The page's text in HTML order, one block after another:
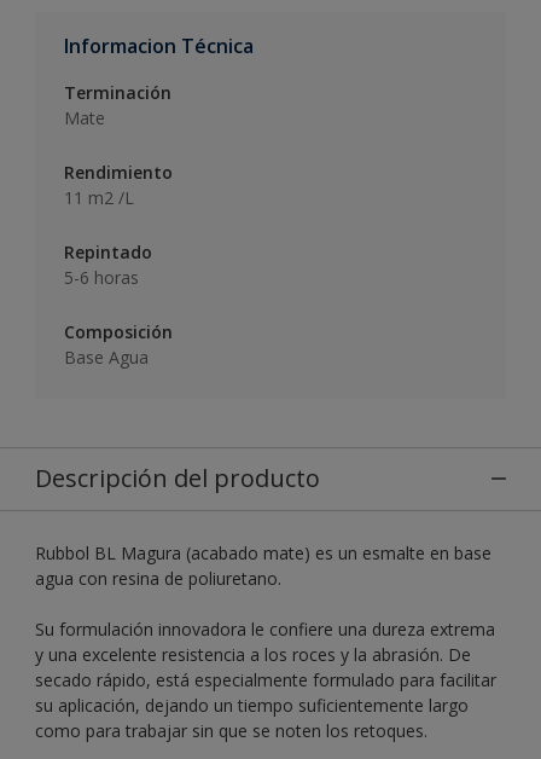
Informacion Técnica
Terminación
Mate
Rendimiento
11 m2 /L
Repintado
5-6 horas
Composición
Base Agua
Descripción del producto
Rubbol BL Magura (acabado mate) es un esmalte en base
agua con resina de poliuretano.
Su formulación innovadora le confiere una dureza extrema
y una excelente resistencia a los roces y la abrasión. De
secado rápido, está especialmente formulado para facilitar
su aplicación, dejando un tiempo suficientemente largo
como para trabajar sin que se noten los retoques.